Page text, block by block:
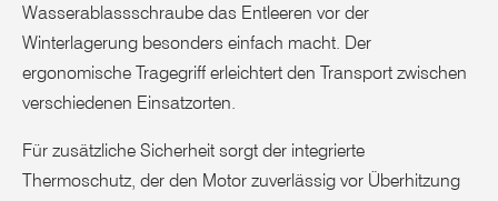
Wasserablassschraube das Entleeren vor der
Winterlagerung besonders einfach macht. Der
ergonomische Tragegriff erleichtert den Transport zwischen
verschiedenen Einsatzorten.
Für zusätzliche Sicherheit sorgt der integrierte
Thermoschutz, der den Motor zuverlässig vor Überhitzung